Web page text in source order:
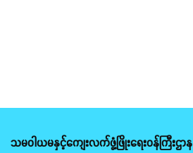
သမဝါယမနှင့်ကျေးလက်ဖွံ့ဖြိုးရေးဝန်ကြီးဌာန